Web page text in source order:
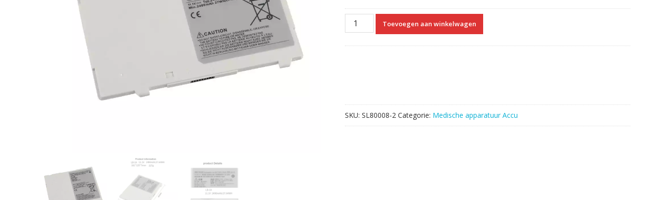
Vervangende
Accu
701C
CXDI-
701G
Toevoegen aan winkelwagen
SKU: SL80008-2 Categorie: Medische apparatuur Accu